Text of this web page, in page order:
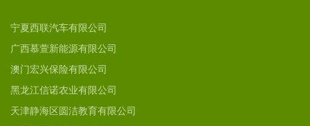
宁夏西联汽车有限公司
广西慕萱新能源有限公司
澳门宏兴保险有限公司
黑龙江信诺农业有限公司
天津静海区圆洁教育有限公司